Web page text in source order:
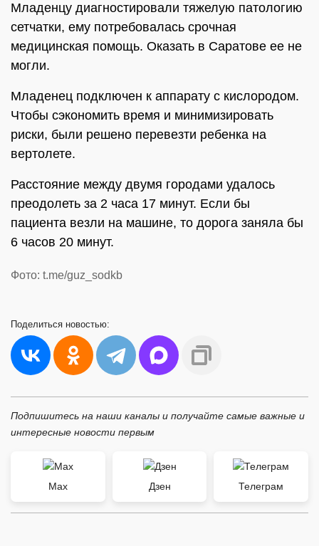
Младенцу диагностировали тяжелую патологию
сетчатки, ему потребовалась срочная
медицинская помощь. Оказать в Саратове ее не
могли.
Младенец подключен к аппарату с кислородом.
Чтобы сэкономить время и минимизировать
риски, были решено перевезти ребенка на
вертолете.
Расстояние между двумя городами удалось
преодолеть за 2 часа 17 минут. Если бы
пациента везли на машине, то дорога заняла бы
6 часов 20 минут.
Фото: t.me/guz_sodkb
Поделиться новостью:
Подпишитесь на наши каналы и получайте самые важные и
интересные новости первым
Max Дзен Телеграм